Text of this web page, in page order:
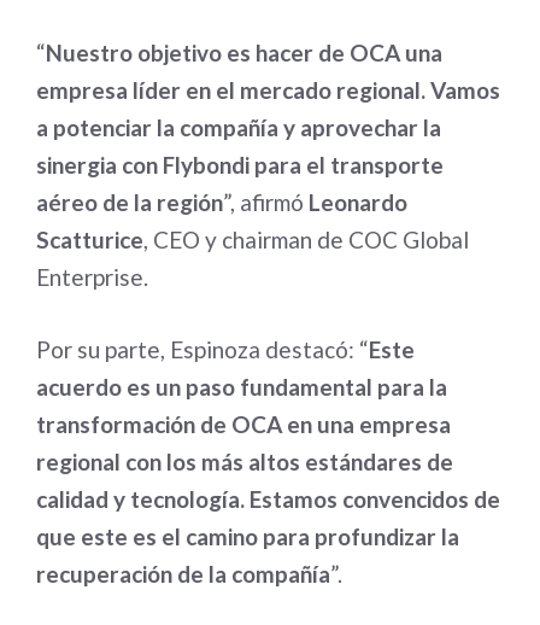
“Nuestro objetivo es hacer de OCA una
empresa líder en el mercado regional. Vamos
a potenciar la compañía y aprovechar la
sinergia con Flybondi para el transporte
aéreo de la región”, afirmó Leonardo
Scatturice, CEO y chairman de COC Global
Enterprise.
Por su parte, Espinoza destacó: “Este
acuerdo es un paso fundamental para la
transformación de OCA en una empresa
regional con los más altos estándares de
calidad y tecnología. Estamos convencidos de
que este es el camino para profundizar la
recuperación de la compañía”.